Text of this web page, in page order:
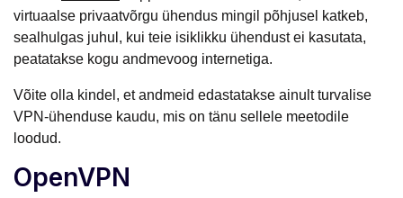
virtuaalse privaatvõrgu ühendus mingil põhjusel katkeb,
sealhulgas juhul, kui teie isiklikku ühendust ei kasutata,
peatatakse kogu andmevoog internetiga.
Võite olla kindel, et andmeid edastatakse ainult turvalise
VPN-ühenduse kaudu, mis on tänu sellele meetodile
loodud.
OpenVPN